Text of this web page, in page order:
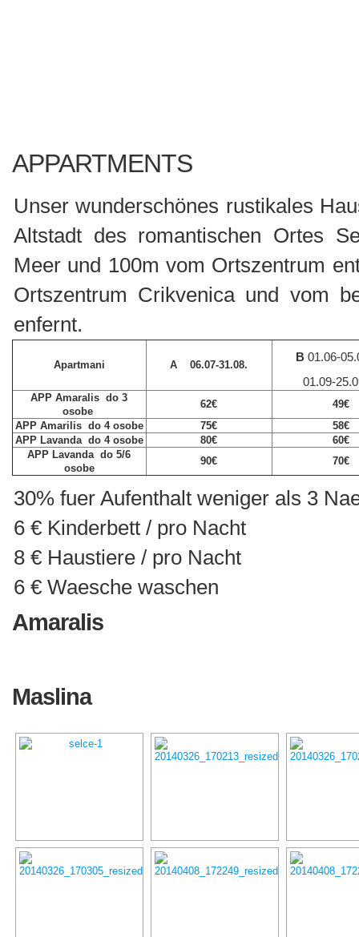
APPARTMENTS
Unser wunderschönes rustikales
Altstadt des romantischen Ortes
Meer und 100m vom Ortszentrum
Ortszentrum Crikvenica und vom
enfernt.
Apartmani A 06.07-31.08.
B 01.06-
01.09-
APP Amaralis do 3
osobe
62€ 49€
APP Amarilis do 4 osobe
75€ 58€
APP Lavanda do 4 osobe
80€ 60€
APP Lavandado 5/6
osobe
90€ 70€
30% fuer Aufenthalt weniger als 3
6 € Kinderbett / pro Nacht
8 € Haustiere / pro Nacht
6 € Waesche waschen
Amaralis
Maslina